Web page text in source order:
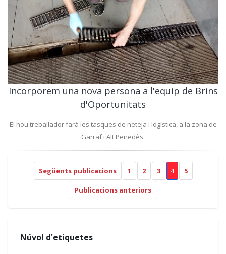
Incorporem una nova persona a l'equip de Brins
d'Oportunitats
El nou treballador farà les tasques de neteja i logística, a la zona de
Garraf i Alt Penedès.
Següents publicacions 1 2 3 4 5
Publicacions anteriors
Núvol d'etiquetes